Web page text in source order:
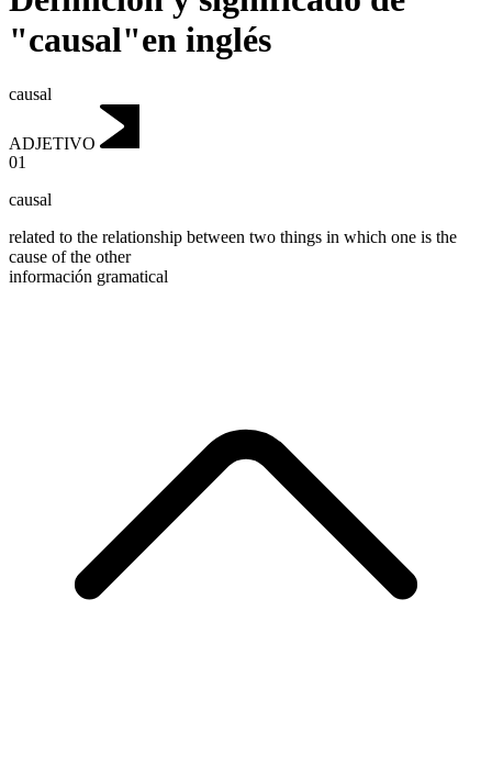
"causal"en inglés
causal
ADJETIVO
01
causal
related to the relationship between two things in which one is the
cause of the other
información gramatical